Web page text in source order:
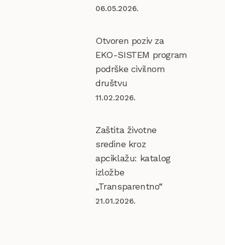
06.05.2026.
Otvoren poziv za
EKO-SISTEM program
podrške civilnom
društvu
11.02.2026.
Zaštita životne
sredine kroz
apciklažu: katalog
izložbe
„Transparentno“
21.01.2026.